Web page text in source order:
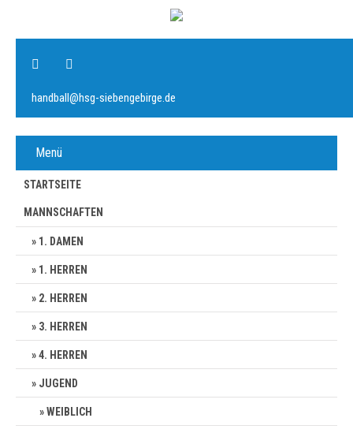
handball@hsg-siebengebirge.de
Menü
STARTSEITE
MANNSCHAFTEN
1. DAMEN
1. HERREN
2. HERREN
3. HERREN
4. HERREN
JUGEND
WEIBLICH